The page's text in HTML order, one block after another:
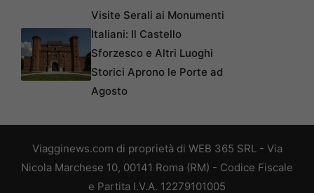
Visite Serali ai Monumenti
Italiani: Il Castello
Sforzesco e Altri Luoghi
Storici Aprono le Porte ad
Agosto
Viagginews.com di proprietà di WEB 365 SRL - Via
Nicola Marchese 10, 00141 Roma (RM) - Codice Fiscale
e Partita I.V.A. 12279101005